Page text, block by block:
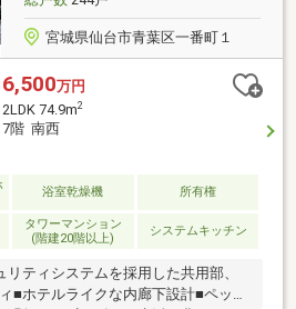
宮城県仙台市青葉区一番町１
6,500万円
2LDK 74.9m2
7階 南西
浴室乾燥機 所有権
タワーマンション
(階建20階以上)
システムキッチン
ティシステムを採用した共用部、
■ホテルライクな内廊下設計■ペット